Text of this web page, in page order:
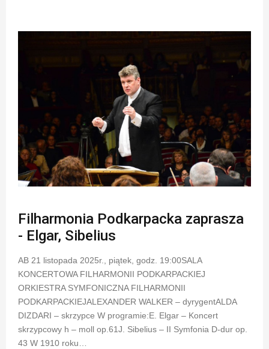
Filharmonia Podkarpacka zaprasza
- Elgar, Sibelius
AB 21 listopada 2025r., piątek, godz. 19:00SALA
KONCERTOWA FILHARMONII PODKARPACKIEJ
ORKIESTRA SYMFONICZNA FILHARMONII
PODKARPACKIEJALEXANDER WALKER – dyrygentALDA
DIZDARI – skrzypce W programie:E. Elgar – Koncert
skrzypcowy h – moll op.61J. Sibelius – II Symfonia D-dur op.
43 W 1910 roku…